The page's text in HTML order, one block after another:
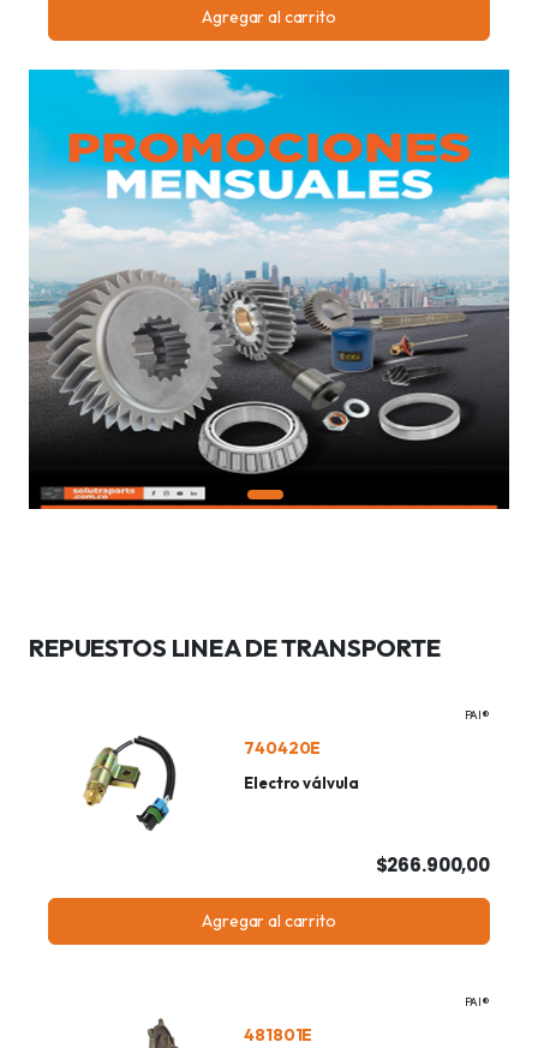
Agregar al carrito
REPUESTOS LINEA DE TRANSPORTE
PAI®
740420E
Electro válvula
$266.900,00
Agregar al carrito
PAI®
481801E